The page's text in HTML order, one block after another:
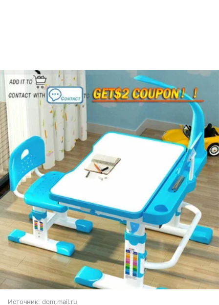
Источник: dom.mail.ru